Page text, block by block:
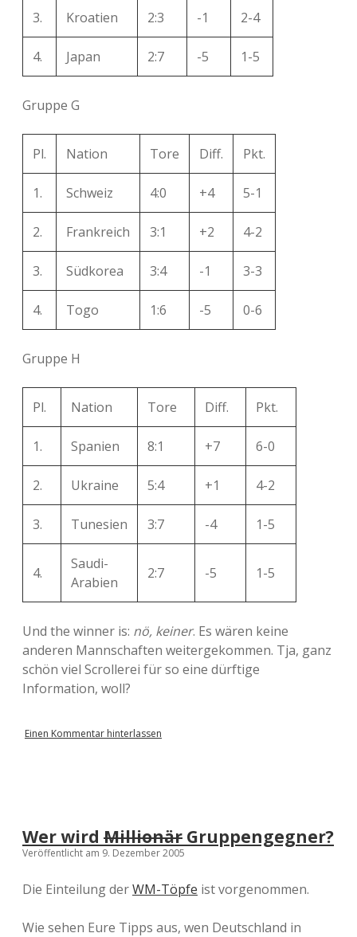
3. Kroatien 2:3 -1 2-4
4. Japan 2:7 -5 1-5
Gruppe G
Pl. Nation Tore Diff. Pkt.
1. Schweiz 4:0 +4 5-1
2. Frankreich 3:1 +2 4-2
3. Südkorea 3:4 -1 3-3
4. Togo 1:6 -5 0-6
Gruppe H
Pl. Nation Tore Diff. Pkt.
1. Spanien 8:1 +7 6-0
2. Ukraine 5:4 +1 4-2
3. Tunesien 3:7 -4 1-5
4.
Saudi-
Arabien
2:7 -5 1-5
Und the winner is: nö, keiner. Es wären keine
anderen Mannschaften weitergekommen. Tja, ganz
schön viel Scrollerei für so eine dürftige
Information, woll?
Einen Kommentar hinterlassen
Wer wird Millionär Gruppengegner?
Veröffentlicht am 9. Dezember 2005
Die Einteilung derWM-Töpfe ist vorgenommen.
Wie sehen Eure Tipps aus, wen Deutschland in